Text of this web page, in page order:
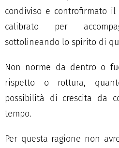
condiviso e controfirmato
calibrato per
sottolineando lo spirito di
Non norme da dentro o
rispetto o rottura,
possibilità di crescita da
tempo.
Per questa ragione non